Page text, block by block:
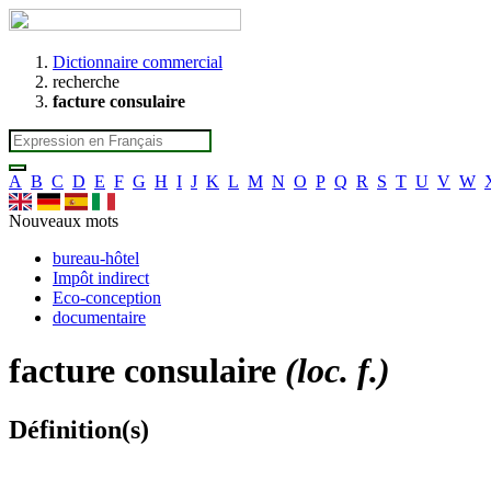
Dictionnaire commercial
recherche
facture consulaire
A B C D E F G H I J K L M N O P Q R S T U V W
Nouveaux mots
bureau-hôtel
Impôt indirect
Eco-conception
documentaire
facture consulaire (loc. f.)
Définition(s)